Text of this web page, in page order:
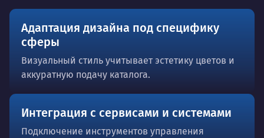
Адаптация дизайна под специфику
сферы
Визуальный стиль учитывает эстетику цветов и
аккуратную подачу каталога.
Интеграция с сервисами и системами
Подключение инструментов управления